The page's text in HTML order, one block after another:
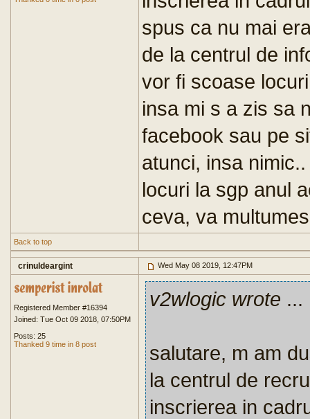
spus ca nu mai
de la centrul de
vor fi scoase
insa mi s a zis sa
facebook sau pe
atunci, insa
locuri la sgp anul
ceva, va
Back to top
crinuldeargint Wed May 08 2019, 12:47PM
Registered Member #16394
Joined: Tue Oct 09 2018, 07:50PM
Posts: 25
Thanked 9 time in 8 post
v2wlogic wrote ...
salutare, m am
la centrul de
inscrierea in